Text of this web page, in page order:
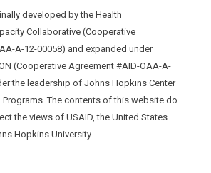
developed by the Health
Collaborative (Cooperative
A-12-00058) and expanded under
(Cooperative Agreement #AID-OAA-A-
the leadership of Johns Hopkins Center
The contents of this website do
the views of USAID, the United States
Hopkins University.